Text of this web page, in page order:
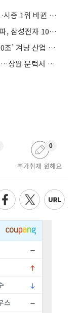
삼성전자·SK하이닉스가 주도한 코스피…시총 1위 바뀐 코스닥
韓 증시 전인미답의 시가총액 5000조 돌파, 삼성전자 1000조 시대 개막
시총 1000조 돌파 삼성전자…‘연매출 500조’ 겨냥 산업 성장엔진 재가동
美 클래리티 법안 연내 통과 가능성 13%…상원 문턱서 제동
추가취재 원해요
0